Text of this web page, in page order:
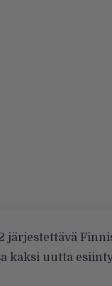
järjestettävä
kaksi uutta